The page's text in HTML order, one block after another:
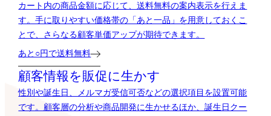
カート内の商品金額に応じて、送料無料の案内表示を行えま
す。手に取りやすい価格帯の「あと一品」を用意しておくこ
とで、さらなる顧客単価アップが期待できます。
あと○円で送料無料
顧客情報を販促に生かす
性別や誕生日、メルマガ受信可否などの選択項目を設置可能
です。顧客層の分析や商品開発に生かせるほか、誕生日クー